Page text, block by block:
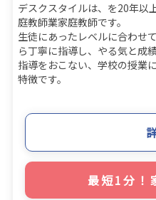
デスクスタイルは、を20年以
庭教師業家庭教師です。
生徒にあったレベルに合わせ
ら丁寧に指導し、やる気と成
指導をおこない、学校の授業
特徴です。
最短1分！